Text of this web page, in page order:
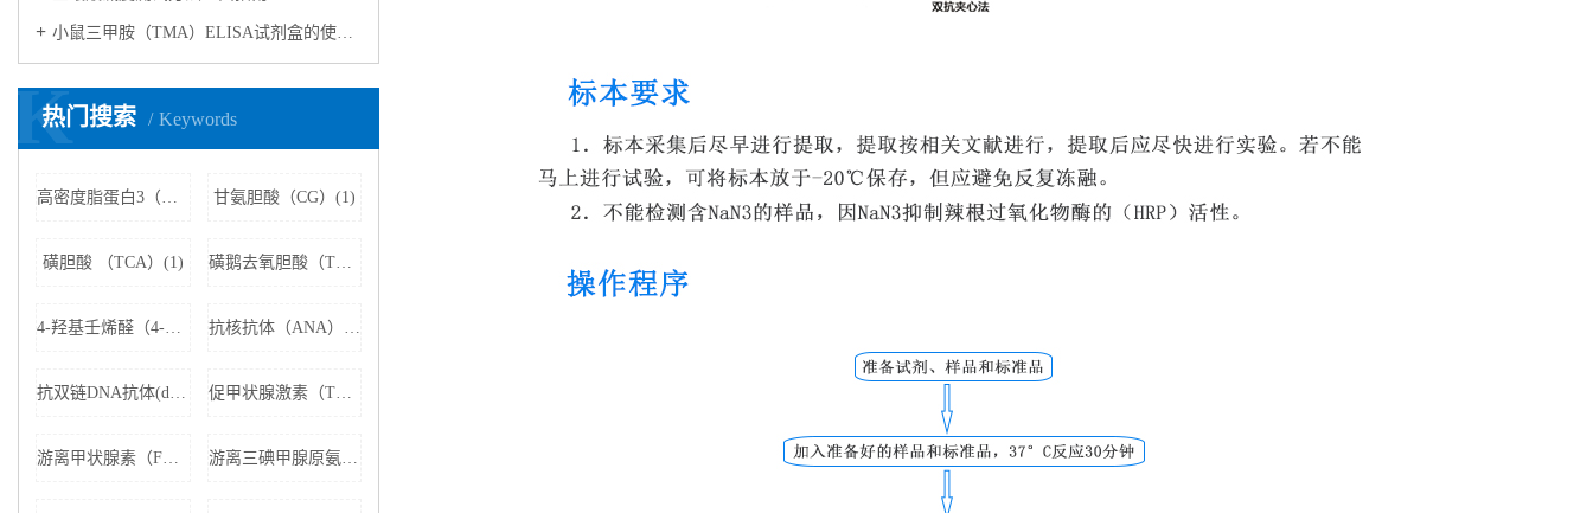
小鼠三甲胺（TMA）ELISA试剂盒的使用方法
热门搜索 Keywords
K
高密度脂蛋白3（HDL3）(1) 甘氨胆酸（CG）(1)
磺胆酸 （TCA）(1) 磺鹅去氧胆酸（TCDCA）(1)
4-羟基壬烯醛（4-HNE）(1) 抗核抗体（ANA）(1)
抗双链DNA抗体(dsDNA)(1) 促甲状腺激素（TSH）(1)
游离甲状腺素（FT4）(1) 游离三碘甲腺原氨酸（FT3）(1)